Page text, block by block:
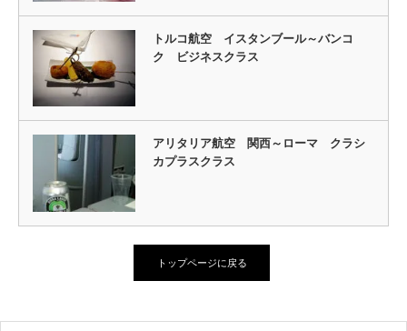
トルコ航空 イスタンブール～バンコ
ク ビジネスクラス
アリタリア航空 関西～ローマ クラシ
カプラスクラス
トップページに戻る